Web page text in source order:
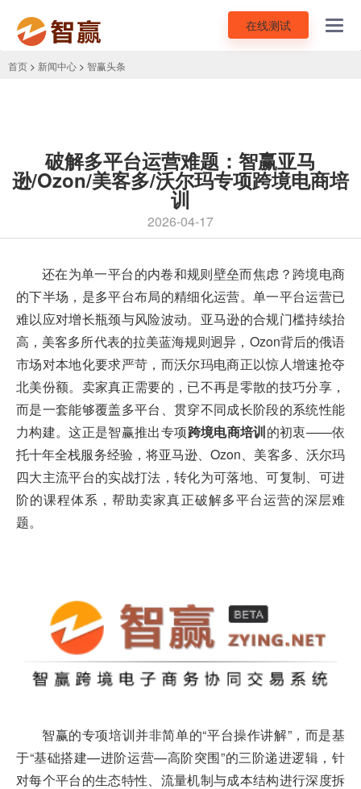
在线测试
首页 > 新闻中心 > 智赢头条
破解多平台运营难题：智赢亚马
逊/Ozon/美客多/沃尔玛专项跨境电商培
训
2026-04-17
还在为单一平台的内卷和规则壁垒而焦虑？跨境电商
的下半场，是多平台布局的精细化运营。单一平台运营已
难以应对增长瓶颈与风险波动。亚马逊的合规门槛持续抬
高，美客多所代表的拉美蓝海规则迥异，Ozon背后的俄语
市场对本地化要求严苛，而沃尔玛电商正以惊人增速抢夺
北美份额。卖家真正需要的，已不再是零散的技巧分享，
而是一套能够覆盖多平台、贯穿不同成长阶段的系统性能
力构建。这正是智赢推出专项跨境电商培训的初衷——依
托十年全栈服务经验，将亚马逊、Ozon、美客多、沃尔玛
四大主流平台的实战打法，转化为可落地、可复制、可进
阶的课程体系，帮助卖家真正破解多平台运营的深层难
题。
智赢的专项培训并非简单的“平台操作讲解”，而是基
于“基础搭建—进阶运营—高阶突围”的三阶递进逻辑，针
对每个平台的生态特性、流量机制与成本结构进行深度拆